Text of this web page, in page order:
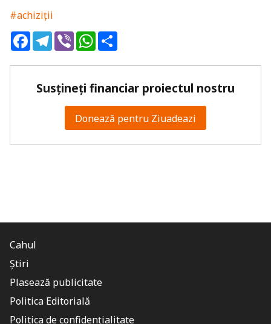
#achiziții
FacebookTelegram
ViberWhatsApp
Susțineți financiar proiectul nostru
Donează pentru Ziuadeazi
Cahul
Știri
Plasează publicitate
Politica Editorială
Politica de confidențialitate